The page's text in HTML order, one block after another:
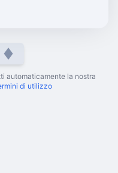
automaticamente la nostra
di utilizzo